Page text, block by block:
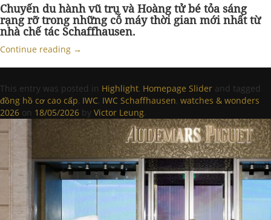
Chuyến du hành vũ trụ và Hoàng tử bé tỏa sáng
rạng rỡ trong những cỗ máy thời gian mới nhất từ
nhà chế tác Schaffhausen.
Continue reading →
This entry was posted in Highlight, Homepage Slider and tagged
đồng hồ cơ cao cấp, IWC, IWC Schaffhausen, watches & wonders
2026 on 18/05/2026 by Victor Leung.